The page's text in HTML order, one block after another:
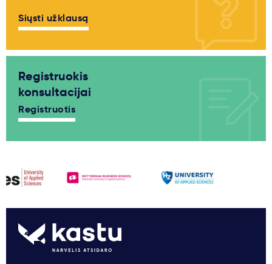
Siųsti užklausą
Registruokis
konsultacijai
Registruotis